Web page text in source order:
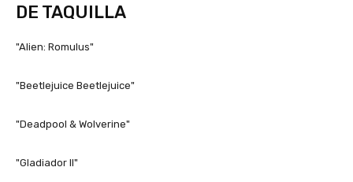
DE TAQUILLA
"Alien: Romulus"
"Beetlejuice Beetlejuice"
"Deadpool & Wolverine"
"Gladiador II"